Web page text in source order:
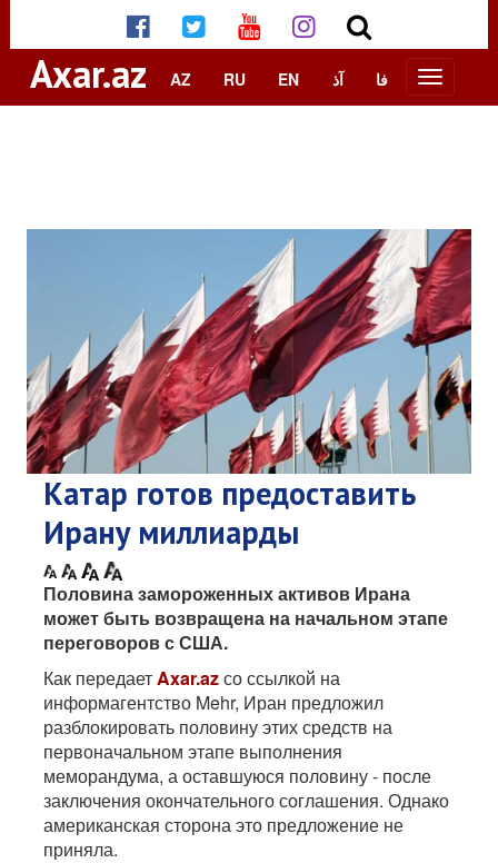
Axar.az AZ RU EN آذ فا
Катар готов предоставить
Ирану миллиарды
Половина замороженных активов Ирана
может быть возвращена на начальном этапе
переговоров с США.
Как передаетAxar.azсо ссылкой на
информагентство Mehr, Иран предложил
разблокировать половину этих средств на
первоначальном этапе выполнения
меморандума, а оставшуюся половину - после
заключения окончательного соглашения. Однако
американская сторона это предложение не
приняла.